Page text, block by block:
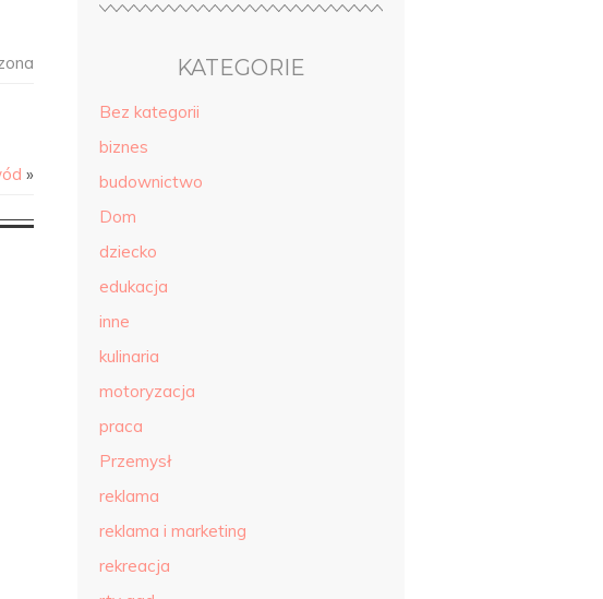
»
KATEGORIE
Bez kategorii
biznes
budownictwo
Dom
dziecko
edukacja
inne
kulinaria
motoryzacja
praca
Przemysł
reklama
reklama i marketing
rekreacja